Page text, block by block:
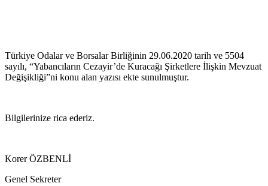
Türkiye Odalar ve Borsalar Birliğinin 29.06.2020 tarih ve 5504
sayılı, “Yabancıların Cezayir’de Kuracağı Şirketlere İlişkin Mevzuat
Değişikliği”ni konu alan yazısı ekte sunulmuştur.
Bilgilerinize rica ederiz.
Korer ÖZBENLİ
Genel Sekreter